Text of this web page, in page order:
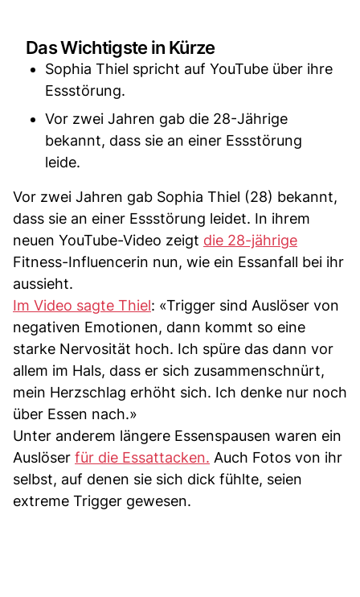
Das Wichtigste in Kürze
Sophia Thiel spricht auf YouTube über ihre
Essstörung.
Vor zwei Jahren gab die 28-Jährige
bekannt, dass sie an einer Essstörung
leide.
Vor zwei Jahren gab Sophia Thiel (28) bekannt,
dass sie an einer Essstörung leidet. In ihrem
neuen YouTube-Video zeigt die 28-jährige
Fitness-Influencerin nun, wie ein Essanfall bei ihr
aussieht.
Im Video sagte Thiel: «Trigger sind Auslöser von
negativen Emotionen, dann kommt so eine
starke Nervosität hoch. Ich spüre das dann vor
allem im Hals, dass er sich zusammenschnürt,
mein Herzschlag erhöht sich. Ich denke nur noch
über Essen nach.»
Unter anderem längere Essenspausen waren ein
Auslöser für die Essattacken. Auch Fotos von ihr
selbst, auf denen sie sich dick fühlte, seien
extreme Trigger gewesen.